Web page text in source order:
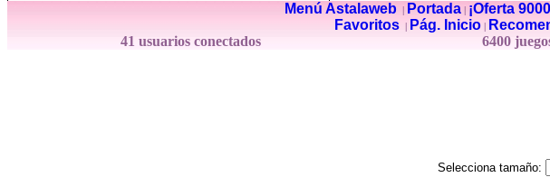
Menú Astalaweb| Portada| ¡Oferta
Favoritos
Pág. Inicio
41 usuarios conectados
6400
Selecciona tamaño: